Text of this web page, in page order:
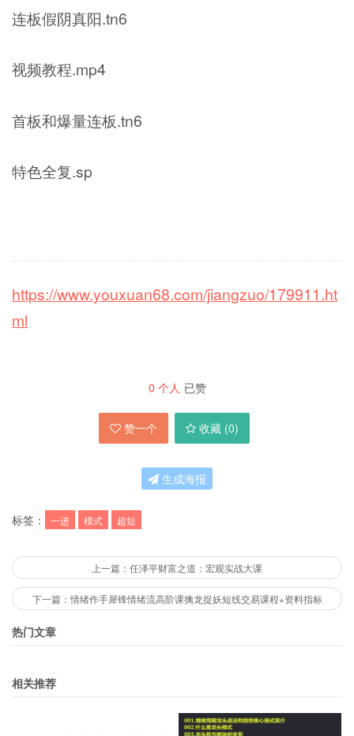
连板假阴真阳.tn6
视频教程.mp4
首板和爆量连板.tn6
特色全复.sp
https://www.youxuan68.com/jiangzuo/179911.ht
ml
0 个人 已赞
赞一个 收藏 (0)
生成海报
标签： 一进 模式 超短
上一篇：任泽平财富之道：宏观实战大课
下一篇：情绪作手犀锋情绪流高阶课擒龙捉妖短线交易课程+资料指标
热门文章
相关推荐